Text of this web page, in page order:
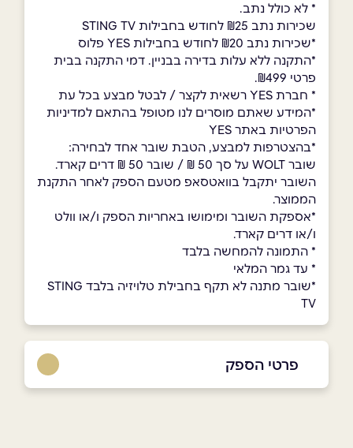
* לא כולל נתב.
שכירות נתב ₪25 לחודש בחבילות STING TV
*שכירות נתב ₪20 לחודש בחבילות YES פלוס
*התקנה ללא עלות בדירה בבניין. דמי התקנה בבית
פרטי ₪499.
* חברת YES רשאית לקצר / לבטל מבצע בכל עת
*המידע שאתם מוסרים לנו מטופל בהתאם למדיניות
הפרטיות באתר YES
*בהצטרפות למבצע, הטבת שובר אחד לבחירה:
שובר WOLT על סך 50 ₪ / שובר 50 ₪ דרים קארד.
השובר יתקבל בוואטסאפ מטעם הספק לאחר התקנת
הממוצר.
*אספקת השובר ומימושו באחריות הספק ו/או וולט
ו/או דרים קארד.
* התמונה להמחשה בלבד
* עד גמר המלאי
*שובר מתנה לא תקף בחבילת טלויזיה בלבד STING
TV
פרטי הספק